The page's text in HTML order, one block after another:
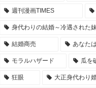
週刊漫画TIMES
身代わりの結婚～冷遇された
結婚商売 あなた
モラルハザード 瓜を
狂眼 大正身代わり